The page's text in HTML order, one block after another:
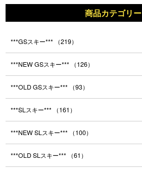
商品カテゴリー
***GSスキー*** （219）
***NEW GSスキー*** （126）
***OLD GSスキー*** （93）
***SLスキー*** （161）
***NEW SLスキー*** （100）
***OLD SLスキー*** （61）